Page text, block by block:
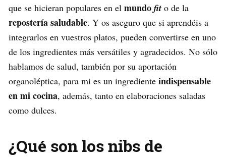
que se hicieran populares en el mundofit o de la
repostería saludable. Y os aseguro que si aprendéis a
integrarlos en vuestros platos, pueden convertirse en uno
de los ingredientes más versátiles y agradecidos. No sólo
hablamos de salud, también por su aportación
organoléptica, para mi es un ingrediente indispensable
en mi cocina, además, tanto en elaboraciones saladas
como dulces.
¿Qué son los nibs de